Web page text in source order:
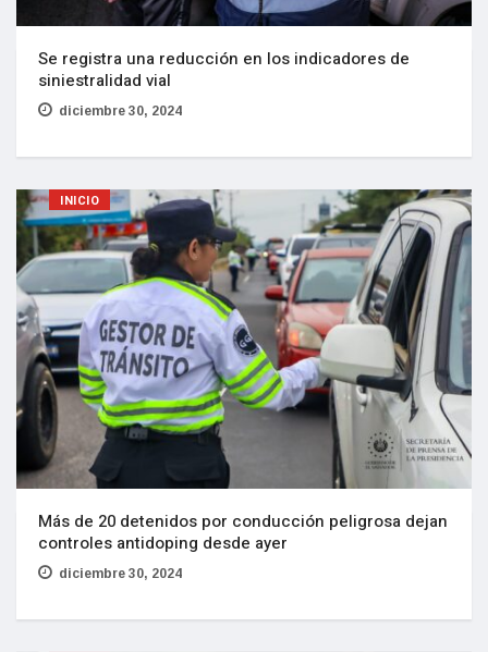
Se registra una reducción en los indicadores de
siniestralidad vial
diciembre 30, 2024
INICIO
Más de 20 detenidos por conducción peligrosa dejan
controles antidoping desde ayer
diciembre 30, 2024